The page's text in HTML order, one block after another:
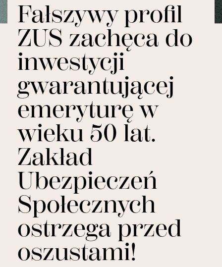
Fałszywy profil
ZUS zachęca do
inwestycji
gwarantującej
emeryturę w
wieku 50 lat.
Zakład
Ubezpieczeń
Społecznych
ostrzega przed
oszustami!